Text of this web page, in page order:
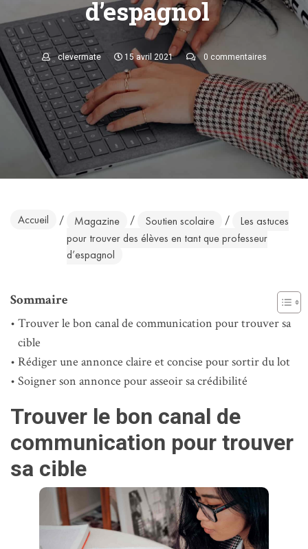
d’espagnol
clevermate 15 avril 2021 0 commentaires
Accueil / Magazine / Soutien scolaire /
Les astuces
pour trouver des élèves en tant que professeur
d’espagnol
Sommaire
Trouver le bon canal de communication pour trouver sa
cible
Rédiger une annonce claire et concise pour sortir du lot
Soigner son annonce pour asseoir sa crédibilité
Trouver le bon canal de
communication pour trouver
sa cible